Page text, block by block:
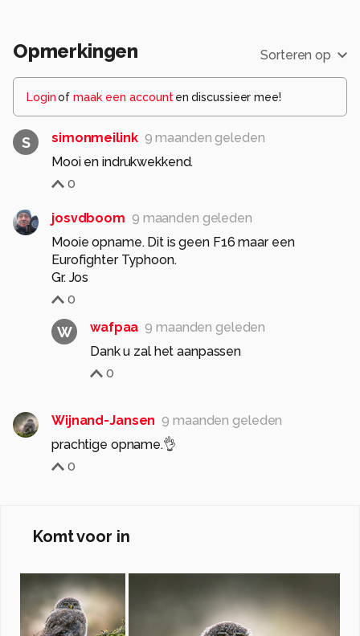
Opmerkingen Sorteren op
Loginof maak een account en discussieer mee!
S simonmeilink 9 maanden geleden
Mooi en indrukwekkend.
0
josvdboom 9 maanden geleden
Mooie opname. Dit is geen F16 maar een
Eurofighter Typhoon.
Gr. Jos
0
W wafpaa 9 maanden geleden
Dank u zal het aanpassen
0
Wijnand-Jansen 9 maanden geleden
prachtige opname.👌
0
Komt voor in